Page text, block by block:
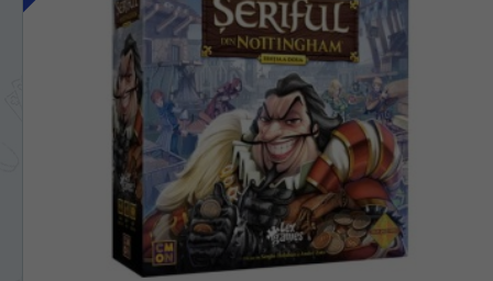
În ce limbă ați dori să vedeți site-ul
nostru?
На каком языке Вы хотите
просматривать наш сайт?
Vă vom deranja doar o singură dată, apoi
vă vom salva alegerea limbii.
Беспокоим Вас только один раз, далее
сохраним Ваш выбор языка.
Dacă doriți să schimbați limba site-ului,
puteți oricând să faceți asta în colțul din
dreapta sus al paginii.